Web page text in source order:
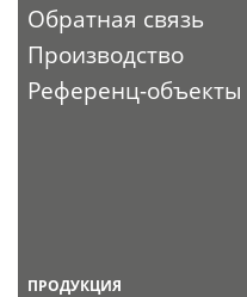
Обратная связь
Производство
Референц-объекты
ПРОДУКЦИЯ